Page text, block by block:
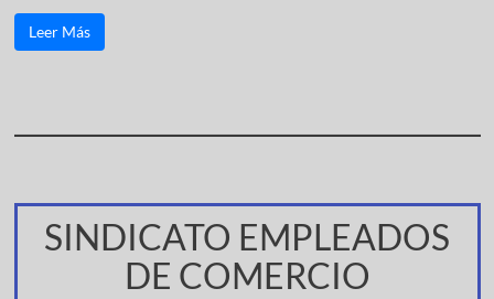
Leer Más
SINDICATO EMPLEADOS
DE COMERCIO